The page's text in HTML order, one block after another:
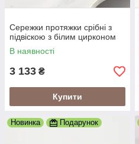
Сережки протяжки срібні з
підвіскою з білим цирконом
В наявності
3 133 ₴
Купити
Новинка Подарунок